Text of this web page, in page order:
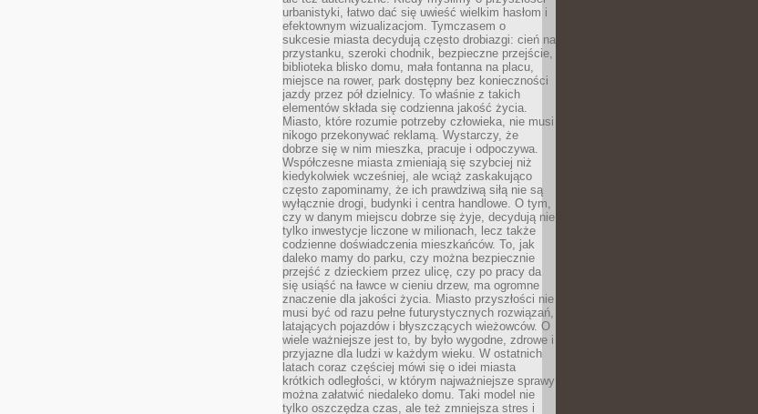
urbanistyki, łatwo dać się uwieść wielkim hasłom i
efektownym wizualizacjom. Tymczasem o
sukcesie miasta decydują często drobiazgi: cień na
przystanku, szeroki chodnik, bezpieczne przejście,
biblioteka blisko domu, mała fontanna na placu,
miejsce na rower, park dostępny bez konieczności
jazdy przez pół dzielnicy. To właśnie z takich
elementów składa się codzienna jakość życia.
Miasto, które rozumie potrzeby człowieka, nie musi
nikogo przekonywać reklamą. Wystarczy, że
dobrze się w nim mieszka, pracuje i odpoczywa.
Współczesne miasta zmieniają się szybciej niż
kiedykolwiek wcześniej, ale wciąż zaskakująco
często zapominamy, że ich prawdziwą siłą nie są
wyłącznie drogi, budynki i centra handlowe. O tym,
czy w danym miejscu dobrze się żyje, decydują nie
tylko inwestycje liczone w milionach, lecz także
codzienne doświadczenia mieszkańców. To, jak
daleko mamy do parku, czy można bezpiecznie
przejść z dzieckiem przez ulicę, czy po pracy da
się usiąść na ławce w cieniu drzew, ma ogromne
znaczenie dla jakości życia. Miasto przyszłości nie
musi być od razu pełne futurystycznych rozwiązań,
latających pojazdów i błyszczących wieżowców. O
wiele ważniejsze jest to, by było wygodne, zdrowe i
przyjazne dla ludzi w każdym wieku. W ostatnich
latach coraz częściej mówi się o idei miasta
krótkich odległości, w którym najważniejsze sprawy
można załatwić niedaleko domu. Taki model nie
tylko oszczędza czas, ale też zmniejsza stres i